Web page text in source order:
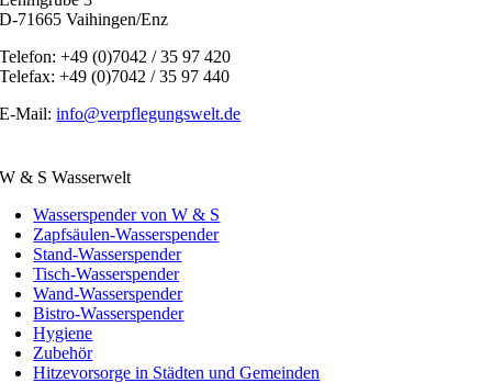
D-71665 Vaihingen/Enz
Telefon: +49 (0)7042 / 35 97 420
Telefax: +49 (0)7042 / 35 97 440
E-Mail:info@verpflegungswelt.de
W & S Wasserwelt
Wasserspender von W & S
Zapfsäulen-Wasserspender
Stand-Wasserspender
Tisch-Wasserspender
Wand-Wasserspender
Bistro-Wasserspender
Hygiene
Zubehör
Hitzevorsorge in Städten und Gemeinden